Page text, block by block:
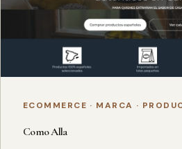
ECOMMERCE · MARCA ·
Como Alla